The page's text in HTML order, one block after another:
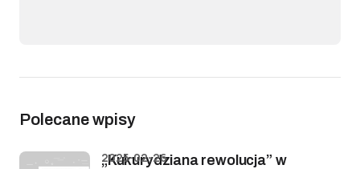
Polecane wpisy
„Kukurydziana rewolucja” w
2025-02-26